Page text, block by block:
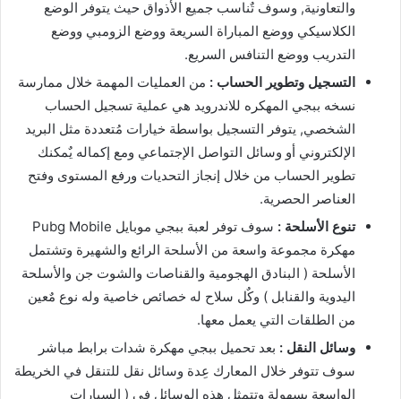
والتعاونية, وسوف تٌناسب جميع الأذواق حيث يتوفر الوضع
الكلاسيكي ووضع المباراة السريعة ووضع الزومبي ووضع
التدريب ووضع التنافس السريع.
التسجيل وتطوير الحساب : من العمليات المهمة خلال ممارسة
نسخه ببجي المهكره للاندرويد هي عملية تسجيل الحساب
الشخصي, يتوفر التسجيل بواسطة خيارات مُتعددة مثل البريد
الإلكتروني أو وسائل التواصل الإجتماعي ومع إكماله يٌمكنك
تطوير الحساب من خلال إنجاز التحديات ورفع المستوى وفتح
العناصر الحصرية.
تنوع الأسلحة :
سوف توفر لعبة ببجي موبايل Pubg Mobile
مهكرة مجموعة واسعة من الأسلحة الرائع والشهيرة وتشتمل
الأسلحة ( البنادق الهجومية والقناصات والشوت جن والأسلحة
اليدوية والقنابل ) وكٌل سلاح له خصائص خاصية وله نوع مٌعين
من الطلقات التي يعمل معها.
وسائل النقل : بعد تحميل ببجي مهكرة شدات برابط مباشر
سوف تتوفر خلال المعارك عِدة وسائل نقل للتنقل في الخريطة
الواسعة بسهولة وتتمثل هذه الوسائل في ( السيارات